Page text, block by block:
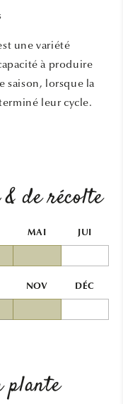
une variété
à produire
saison, lorsque la
leur cycle.
de récolte
MAI JUI
NOV DÉC
plante